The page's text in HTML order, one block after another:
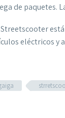
de paquetes.
eléctricos y